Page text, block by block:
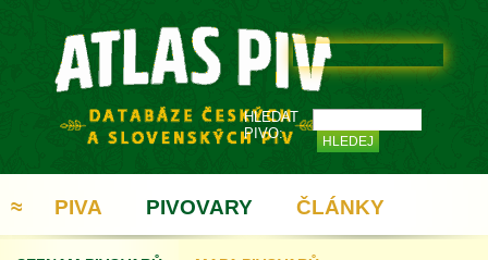
HLEDAT
PIVO:
≈ PIVA PIVOVARY ČLÁNKY